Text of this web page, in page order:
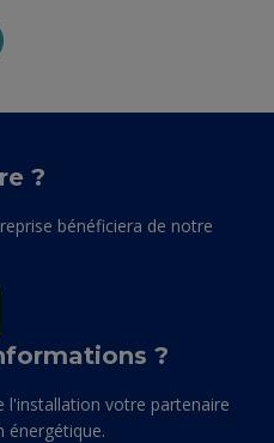
?
bénéficiera de notre
?
l'installation votre partenaire
énergétique.